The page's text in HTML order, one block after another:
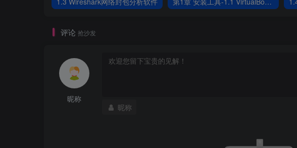
评论 抢沙发
昵称
昵称